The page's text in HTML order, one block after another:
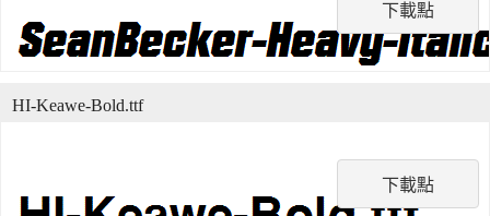
下載點
下載點
HI-Keawe-Bold.ttf